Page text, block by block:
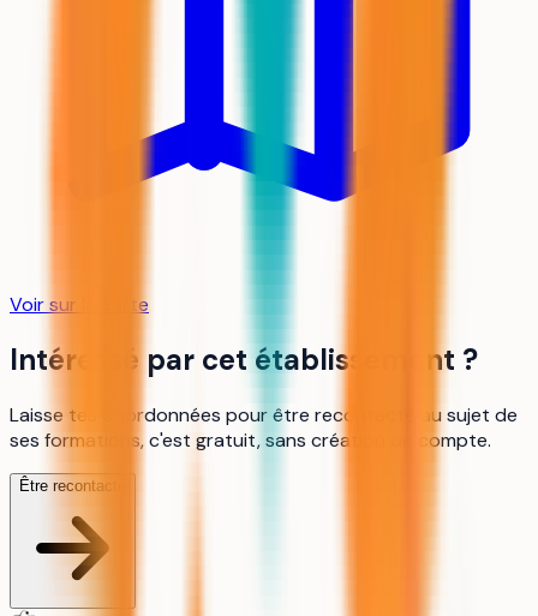
Voir sur la carte
Intéressé par cet établissement ?
Laisse tes coordonnées pour être recontacté au sujet de
ses formations, c'est gratuit, sans création de compte.
Être recontacté